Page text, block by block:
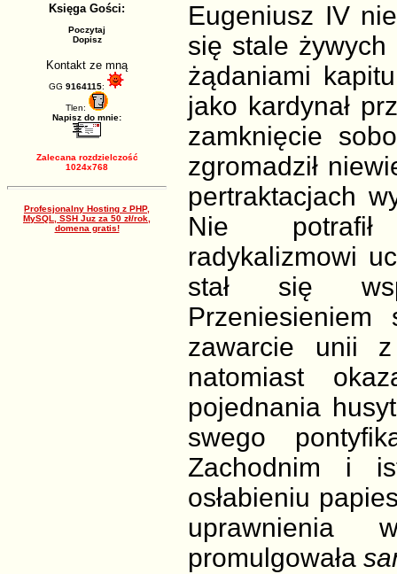
Księga Gości:
Poczytaj
Dopisz
Kontakt ze mną
GG 9164115:
Tlen:
Napisz do mnie:
Zalecana rozdzielczość
1024x768
Profesjonalny Hosting z PHP,
MySQL, SSH Juz za 50 zł/rok,
domena gratis!
Eugeniusz IV
się stale żywych
żądaniami
jako kardynał
zamknięcie
zgromadził
pertraktacjach
Nie potrafił
radykalizmowi
stał się
Przeniesieniem
zawarcie unii z
natomiast
pojednania
swego
Zachodnim i
osłabieniu
uprawnienia
promulgowała